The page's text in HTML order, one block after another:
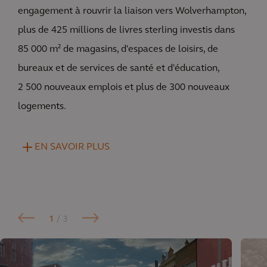
engagement à rouvrir la liaison vers Wolverhampton,
plus de 425 millions de livres sterling investis dans
85 000 m² de magasins, d'espaces de loisirs, de
bureaux et de services de santé et d'éducation,
2 500 nouveaux emplois et plus de 300 nouveaux
logements.
EN SAVOIR PLUS
1 / 3